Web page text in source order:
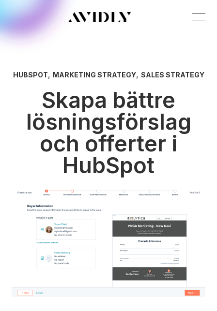
HUBSPOT, MARKETING STRATEGY, SALES STRATEGY
Skapa bättre
lösningsförslag
och offerter i
HubSpot